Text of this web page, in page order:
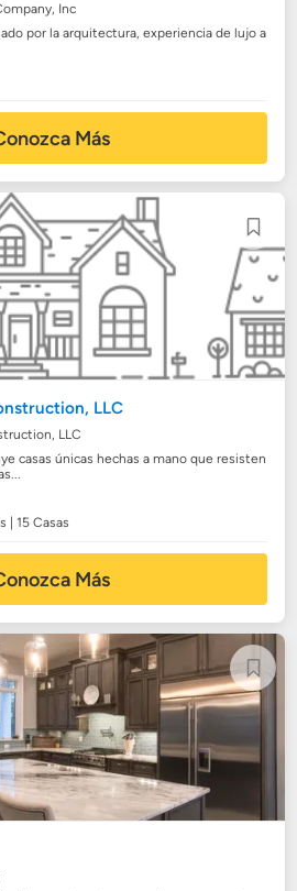
Inc
por la arquitectura, experiencia de lujo a
Más
LLC
LLC
casas únicas hechas a mano que resisten
| 15 Casas
Más